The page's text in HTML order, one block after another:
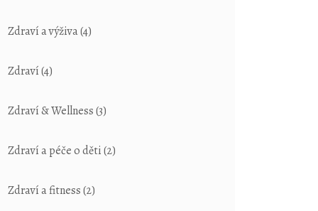
Zdraví a výživa(4)
Zdraví(4)
Zdraví & Wellness(3)
Zdraví a péče o děti(2)
Zdraví a fitness(2)